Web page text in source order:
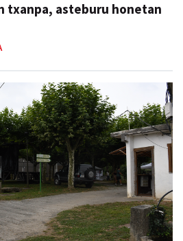
txanpa, asteburu honetan